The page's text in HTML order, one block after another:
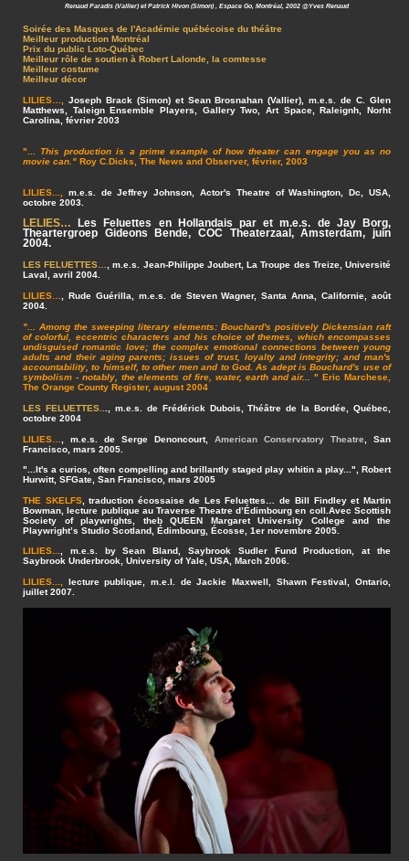
Renaud Paradis (Vallier) et Patrick Hivon (Simon) , Espace Go, Montréal, 2002 @Yves Renaud
Soirée des Masques de l'Académie québécoise du théâtre
Meilleur production Montréal
Prix du public Loto-Québec
Meilleur rôle de soutien à Robert Lalonde, la comtesse
Meilleur costume
Meilleur décor
LILIES…, Joseph Brack (Simon) et Sean Brosnahan (Vallier), m.e.s. de C. Glen
Matthews, Taleign Ensemble Players, Gallery Two, Art Space, Raleignh, Norht
Carolina, février 2003
"...This production is a prime example of how theater can engage you as no
movie can." Roy C.Dicks, The News and Observer, février, 2003
LILIES..., m.e.s. de Jeffrey Johnson, Actor's Theatre of Washington, Dc, USA,
octobre 2003.
LELIES… Les Feluettes en Hollandais par et m.e.s. de Jay Borg,
Theartergroep Gideons Bende, COC Theaterzaal, Amsterdam, juin
2004.
LES FELUETTES…, m.e.s. Jean-Philippe Joubert, La Troupe des Treize, Université
Laval, avril 2004.
LILIES…, Rude Guérilla, m.e.s. de Steven Wagner, Santa Anna, Californie, août
2004.
"... Among the sweeping literary elements: Bouchard's positively Dickensian raft
of colorful, eccentric characters and his choice of themes, which encompasses
undisguised romantic love; the complex emotional connections between young
adults and their aging parents; issues of trust, loyalty and integrity; and man's
accountability, to himself, to other men and to God. As adept is Bouchard's use of
symbolism - notably, the elements of fire, water, earth and air... " Eric Marchese,
The Orange County Register, august 2004
LES FELUETTES..., m.e.s. de Frédérick Dubois, Théâtre de la Bordée, Québec,
octobre 2004
LILIES…, m.e.s. de Serge Denoncourt, American Conservatory Theatre, San
Francisco, mars 2005.
"...It's a curios, often compelling and brillantly staged play whitin a play...", Robert
Hurwitt, SFGate, San Francisco, mars 2005
THE SKELFS, traduction écossaise de Les Feluettes… de Bill Findley et Martin
Bowman, lecture publique au Traverse Theatre d’Édimbourg en coll.Avec Scottish
Society of playwrights, theb QUEEN Margaret University College and the
Playwright’s Studio Scotland, Édimbourg, Écosse, 1er novembre 2005.
LILIES..., m.e.s. by Sean Bland, Saybrook Sudler Fund Production, at the
Saybrook Underbrook, University of Yale, USA, March 2006.
LILIES..., lecture publique, m.e.l. de Jackie Maxwell, Shawn Festival, Ontario,
juillet 2007.